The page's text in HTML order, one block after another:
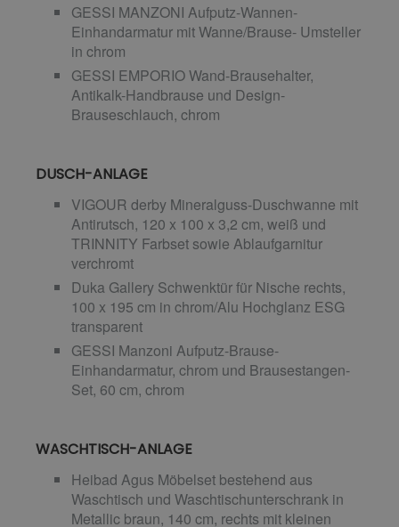
GESSI MANZONI Aufputz-Wannen-
Einhandarmatur mit Wanne/Brause- Umsteller
in chrom
GESSI EMPORIO Wand-Brausehalter,
Antikalk-Handbrause und Design-
Brauseschlauch, chrom
DUSCH-ANLAGE
VIGOUR derby Mineralguss-Duschwanne mit
Antirutsch, 120 x 100 x 3,2 cm, weiß und
TRINNITY Farbset sowie Ablaufgarnitur
verchromt
Duka Gallery Schwenktür für Nische rechts,
100 x 195 cm in chrom/Alu Hochglanz ESG
transparent
GESSI Manzoni Aufputz-Brause-
Einhandarmatur, chrom und Brausestangen-
Set, 60 cm, chrom
WASCHTISCH-ANLAGE
Heibad Agus Möbelset bestehend aus
Waschtisch und Waschtischunterschrank in
Metallic braun, 140 cm, rechts mit kleinen